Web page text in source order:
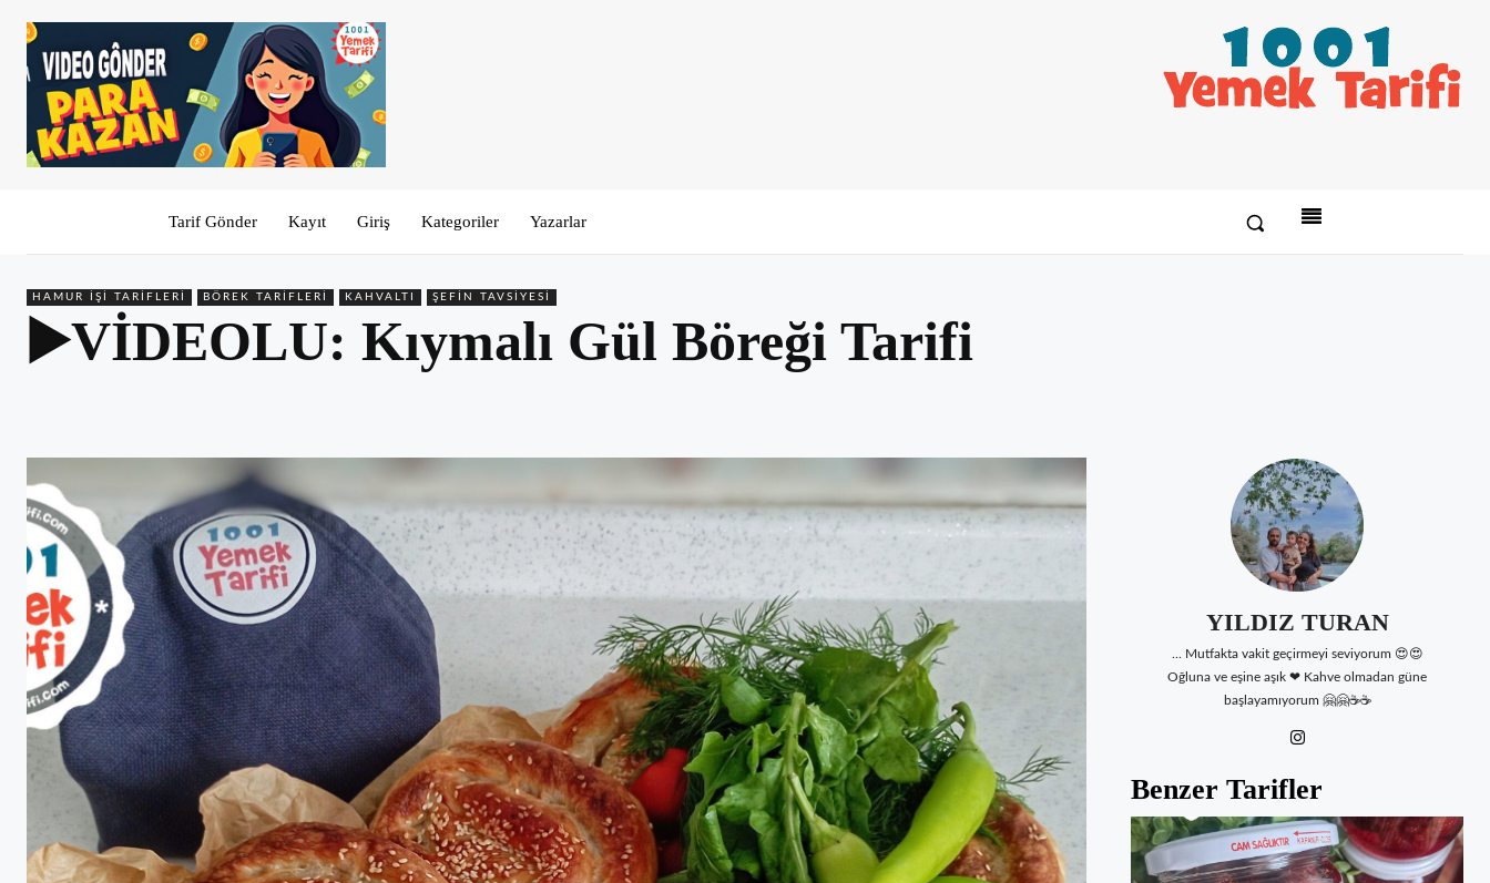
Tarif Gönder Kayıt Giriş Kategoriler Yazarlar
HAMUR İŞI TARIFLERI BÖREK TARIFLERI KAHVALTI ŞEFIN TAVSIYESI
▶️VİDEOLU: Kıymalı Gül Böreği Tarifi
YILDIZ TURAN
... Mutfakta vakit geçirmeyi seviyorum 😍😍
Oğluna ve eşine aşık ❤ Kahve olmadan güne
başlayamıyorum 🤗🤗☕☕
Benzer Tarifler